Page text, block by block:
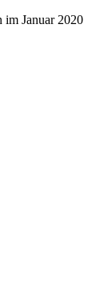
Januar 2020